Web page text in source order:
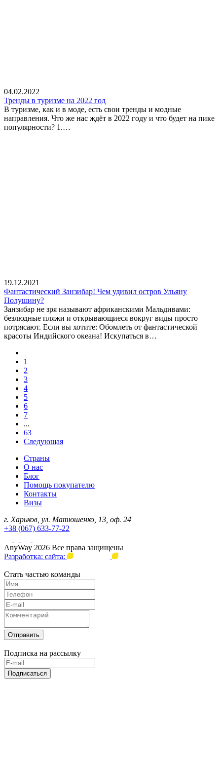
04.02.2022
Тренды в туризме на 2022 год
В туризме, как и в моде, есть свои тренды и модные
направления. Что же нас ждёт в 2022 году и что будет на пике
популярности? 1.…
19.12.2021
Фантастический Занзибар! Чем удивил остров Ульяну
Полушину?
Занзибар не зря называют африканскими Мальдивами:
безлюдные пляжи и открывающиеся вокруг виды просто
потрясают. Если вы хотите: Обомлеть от фантастической
красоты Индийского океана! Искупаться в…
1
2
3
4
5
6
7
...
63
Следующая
Страны
О нас
Блог
Помощь покупателю
Контакты
Визы
г. Харьков, ул. Матюшенко, 13, оф. 24
+38 (067) 633-77-22
AnyWay 2026 Все права защищены
Разработка: сайта:
Стать частью команды
Отправить
Подписка на рассылку
Подписаться